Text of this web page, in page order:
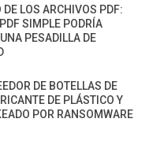
DE LOS ARCHIVOS PDF:
SIMPLE PODRÍA
PESADILLA DE
DE BOTELLAS DE
DE PLÁSTICO Y
POR RANSOMWARE